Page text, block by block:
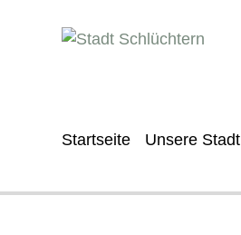
Startseite Unsere Stadt